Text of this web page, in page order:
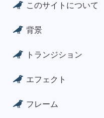
このサイトについて
背景
トランジション
エフェクト
フレーム